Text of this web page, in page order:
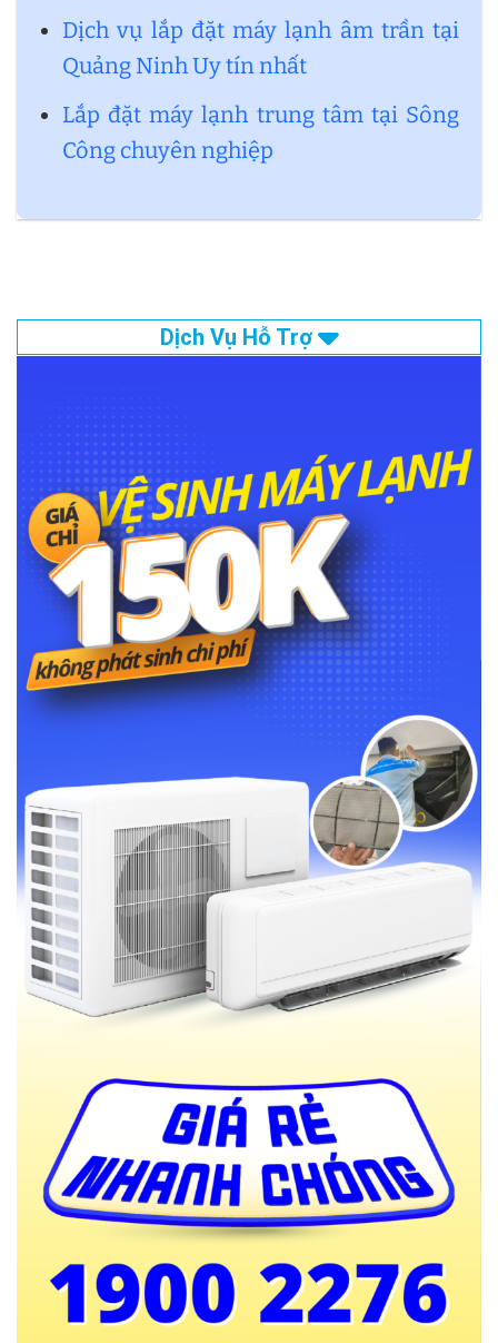
Dịch vụ lắp đặt máy lạnh âm trần tại
Quảng Ninh Uy tín nhất
Lắp đặt máy lạnh trung tâm tại Sông
Công chuyên nghiệp
Dịch Vụ Hỗ Trợ